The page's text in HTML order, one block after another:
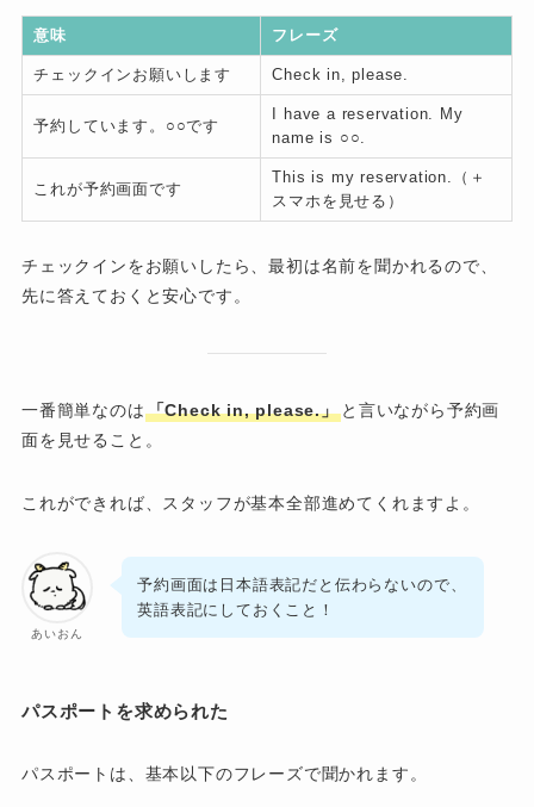
意味 フレーズ
チェックインお願いします Check in, please.
予約しています。○○です
I have a reservation. My
name is ○○.
これが予約画面です
This is my reservation.（＋
スマホを見せる）
チェックインをお願いしたら、最初は名前を聞かれるので、
先に答えておくと安心です。
一番簡単なのは 「Check in, please.」と言いながら予約画
面を見せること。
これができれば、スタッフが基本全部進めてくれますよ。
あいおん
予約画面は日本語表記だと伝わらないので、
英語表記にしておくこと！
パスポートを求められた
パスポートは、基本以下のフレーズで聞かれます。